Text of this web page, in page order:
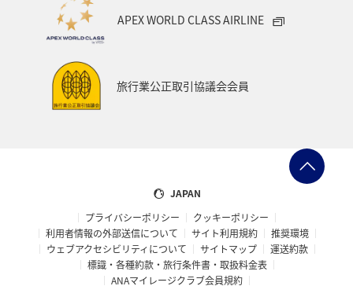
APEX WORLD CLASS AIRLINE
旅行業公正取引協議会会員
JAPAN
プライバシーポリシー
クッキーポリシー
利用者情報の外部送信について
サイト利用規約
推奨環境
ウェブアクセシビリティについて
サイトマップ
運送約款
標識・各種約款・旅行条件書・取扱料金表
ANAマイレージクラブ会員規約